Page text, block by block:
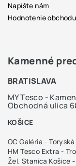
Napíšte nám
Hodnotenie obchodu
Kamenné
BRATISLAVA
MY Tesco -
Obchodná ulica
KOŠICE
OC Galéria - Toryská
HM Tesco Extra -
Žel. Stanica Košice